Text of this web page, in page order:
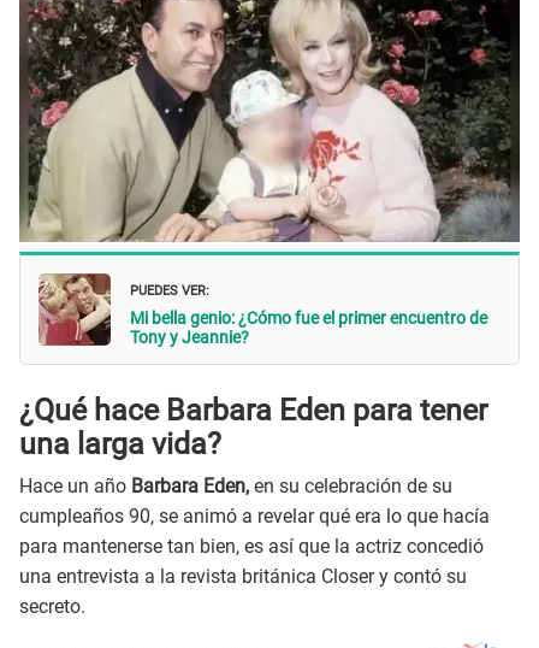
PUEDES VER:
Mi bella genio: ¿Cómo fue el primer encuentro de
Tony y Jeannie?
¿Qué hace Barbara Eden para tener
una larga vida?
Hace un año Barbara Eden, en su celebración de su
cumpleaños 90, se animó a revelar qué era lo que hacía
para mantenerse tan bien, es así que la actriz concedió
una entrevista a la revista británica Closer y contó su
secreto.